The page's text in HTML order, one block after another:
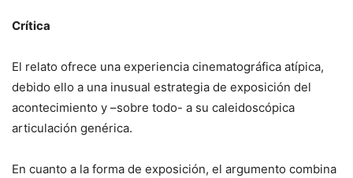
Crítica
El relato ofrece una experiencia cinematográfica atípica,
debido ello a una inusual estrategia de exposición del
acontecimiento y –sobre todo- a su caleidoscópica
articulación genérica.
En cuanto a la forma de exposición, el argumento combina